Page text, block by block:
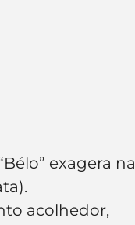
exagera na
acolhedor,